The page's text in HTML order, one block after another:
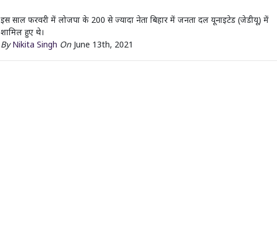
इस साल फरवरी में लोजपा के 200 से ज्यादा नेता बिहार में जनता दल यूनाइटेड (जेडीयू) में
शामिल हुए थे।
ByNikita Singh On June 13th, 2021